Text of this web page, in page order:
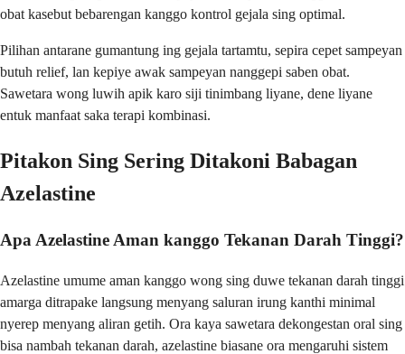
obat kasebut bebarengan kanggo kontrol gejala sing optimal.
Pilihan antarane gumantung ing gejala tartamtu, sepira cepet sampeyan
butuh relief, lan kepiye awak sampeyan nanggepi saben obat.
Sawetara wong luwih apik karo siji tinimbang liyane, dene liyane
entuk manfaat saka terapi kombinasi.
Pitakon Sing Sering Ditakoni Babagan
Azelastine
Apa Azelastine Aman kanggo Tekanan Darah Tinggi?
Azelastine umume aman kanggo wong sing duwe tekanan darah tinggi
amarga ditrapake langsung menyang saluran irung kanthi minimal
nyerep menyang aliran getih. Ora kaya sawetara dekongestan oral sing
bisa nambah tekanan darah, azelastine biasane ora mengaruhi sistem